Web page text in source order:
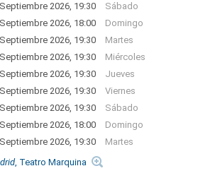
2026, 19:30
Sábado
2026, 18:00
Domingo
2026, 19:30
Martes
2026, 19:30
Miércoles
2026, 19:30
Jueves
2026, 19:30
Viernes
2026, 19:30
Sábado
2026, 18:00
Domingo
2026, 19:30
Martes
, Teatro Marquina